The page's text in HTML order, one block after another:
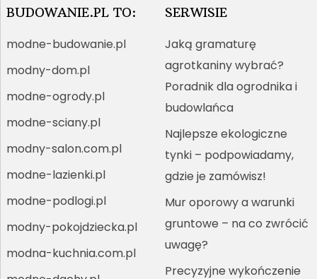
BUDOWANIE.PL TO:
modne-budowanie.pl
modny-dom.pl
modne-ogrody.pl
modne-sciany.pl
modny-salon.com.pl
modne-lazienki.pl
modne-podlogi.pl
modny-pokojdziecka.pl
modna-kuchnia.com.pl
SERWISIE
Jaką gramaturę
agrotkaniny wybrać?
Poradnik dla ogrodnika i
budowlańca
Najlepsze ekologiczne
tynki – podpowiadamy,
gdzie je zamówisz!
Mur oporowy a warunki
gruntowe – na co zwrócić
uwagę?
Precyzyjne wykończenie